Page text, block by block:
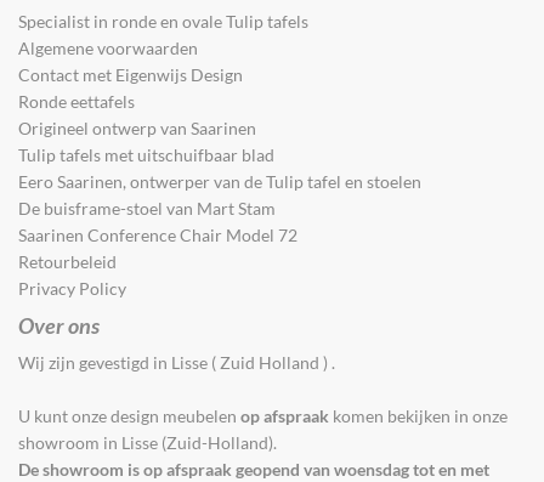
Specialist in ronde en ovale Tulip tafels
Algemene voorwaarden
Contact met Eigenwijs Design
Ronde eettafels
Origineel ontwerp van Saarinen
Tulip tafels met uitschuifbaar blad
Eero Saarinen, ontwerper van de Tulip tafel en stoelen
De buisframe-stoel van Mart Stam
Saarinen Conference Chair Model 72
Retourbeleid
Privacy Policy
Over ons
Wij zijn gevestigd in Lisse ( Zuid Holland ) .
U kunt onze design meubelen op afspraak komen bekijken in onze
showroom in Lisse (Zuid-Holland).
De showroom is op afspraak geopend van woensdag tot en met